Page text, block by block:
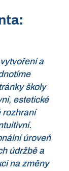
a
školy
estetické
rozhraní
úroveň
údržbě a
na změny